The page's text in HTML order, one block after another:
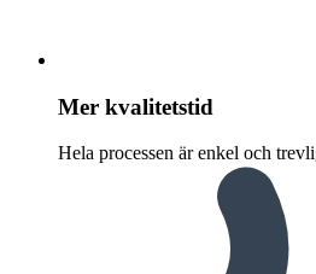
Mer kvalitetstid
Hela processen är enkel och